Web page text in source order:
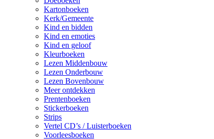
Kartonboeken
Kerk/Gemeente
Kind en bidden
Kind en emoties
Kind en geloof
Kleurboeken
Lezen Middenbouw
Lezen Onderbouw
Lezen Bovenbouw
Meer ontdekken
Prentenboeken
Stickerboeken
Strips
Vertel CD’s / Luisterboeken
Voorleesboeken